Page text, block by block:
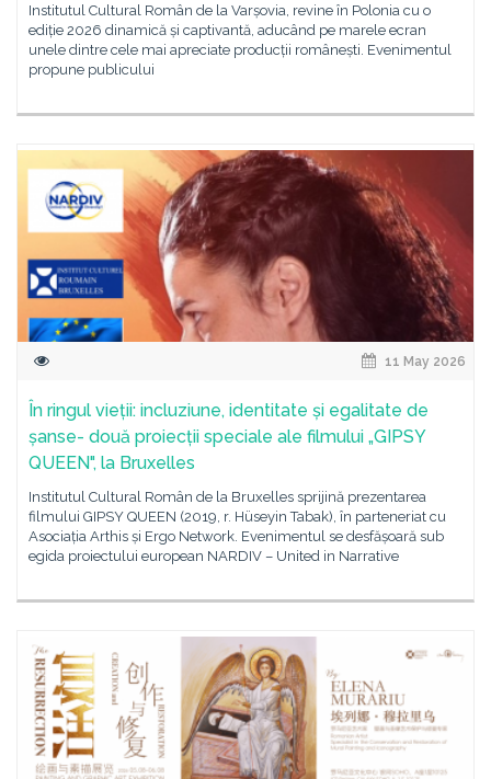
Institutul Cultural Român de la Varșovia, revine în Polonia cu o
ediție 2026 dinamică și captivantă, aducând pe marele ecran
unele dintre cele mai apreciate producții românești. Evenimentul
propune publicului
11 May 2026
În ringul vieții: incluziune, identitate și egalitate de
șanse- două proiecții speciale ale filmului „GIPSY
QUEEN", la Bruxelles
Institutul Cultural Român de la Bruxelles sprijină prezentarea
filmului GIPSY QUEEN (2019, r. Hüseyin Tabak), în parteneriat cu
Asociația Arthis și Ergo Network. Evenimentul se desfășoară sub
egida proiectului european NARDIV – United in Narrative